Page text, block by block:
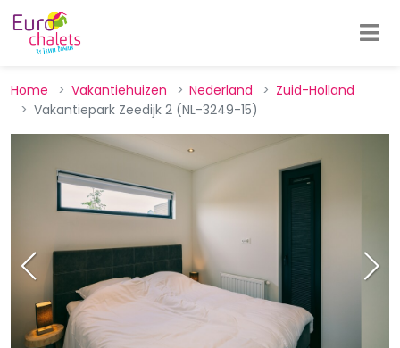
Home Vakantiehuizen Nederland
Zuid-Holland
Vakantiepark Zeedijk 2 (NL-3249-15)